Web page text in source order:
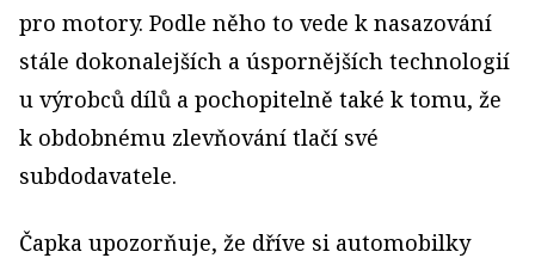
pro motory. Podle něho to vede k nasazování
stále dokonalejších a úspornějších technologií
u výrobců dílů a pochopitelně také k tomu, že
k obdobnému zlevňování tlačí své
subdodavatele.
Čapka upozorňuje, že dříve si automobilky